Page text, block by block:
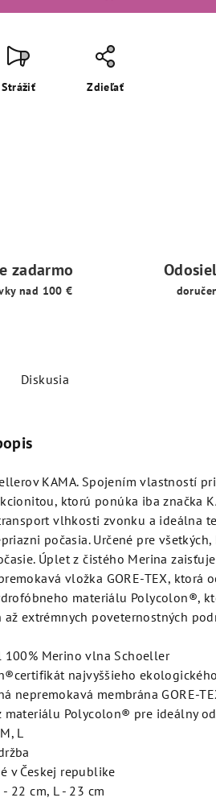
Strážiť Zdieľať
zadarmo
nad 100 €
Diskusia
KAMA. Spojením vlastností
ktorú ponúka iba značka
vlhkosti zvonku a ideálna
počasia. Určené pre
Úplet z čistého Merina
vložka GORE-TEX, ktorá
materiálu Polycolon®,
až extrémnych poveternostných
100% Merino vlna Schoeller
najvyššieho
nepremokavá membrána GORE-
materiálu Polycolon® pre ideálny
L
v Českej republike
22 cm, L - 23 cm